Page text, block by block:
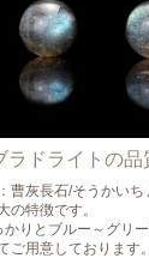
ラドライトの品
曹灰長石/そうかい
の特徴です。
かりとブルー～グリ
ご用意しております。